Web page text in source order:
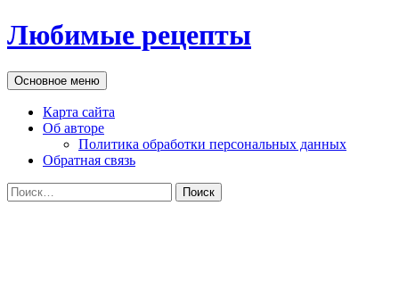
Перейти
к
Любимые рецепты
Поиск
Основное меню
Карта сайта
Об авторе
Политика обработки персональных данных
Обратная связь
Найти: